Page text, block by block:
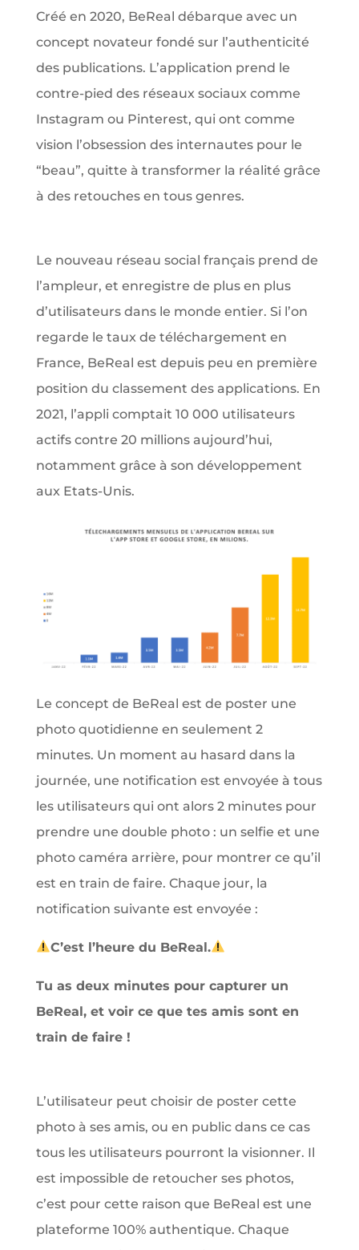
Créé en 2020, BeReal débarque avec un
concept novateur fondé sur l’authenticité
des publications. L’application prend le
contre-pied des réseaux sociaux comme
Instagram ou Pinterest, qui ont comme
vision l’obsession des internautes pour le
“beau”, quitte à transformer la réalité grâce
à des retouches en tous genres.
Le nouveau réseau social français prend de
l’ampleur, et enregistre de plus en plus
d’utilisateurs dans le monde entier. Si l’on
regarde le taux de téléchargement en
France, BeReal est depuis peu en première
position du classement des applications. En
2021, l’appli comptait 10 000 utilisateurs
actifs contre 20 millions aujourd’hui,
notamment grâce à son développement
aux Etats-Unis.
Le concept de BeReal est de poster une
photo quotidienne en seulement 2
minutes. Un moment au hasard dans la
journée, une notification est envoyée à tous
les utilisateurs qui ont alors 2 minutes pour
prendre une double photo : un selfie et une
photo caméra arrière, pour montrer ce qu’il
est en train de faire. Chaque jour, la
notification suivante est envoyée :
C’est l’heure du BeReal.
Tu as deux minutes pour capturer un
BeReal, et voir ce que tes amis sont en
train de faire !
L’utilisateur peut choisir de poster cette
photo à ses amis, ou en public dans ce cas
tous les utilisateurs pourront la visionner. Il
est impossible de retoucher ses photos,
c’est pour cette raison que BeReal est une
plateforme 100% authentique. Chaque